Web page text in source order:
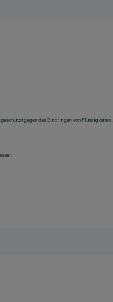
gegen das Eindringen von Flüssigkeiten.